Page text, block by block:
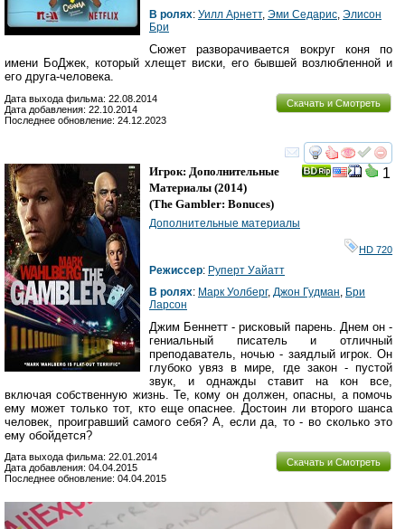
В ролях: Уилл Арнетт, Эми Седарис, Элисон
Бри
Сюжет разворачивается вокруг коня по
имени БоДжек, который хлещет виски, его бывшей возлюбленной и
его друга-человека.
Скачать и Смотреть
Дата выхода фильма: 22.08.2014
Дата добавления: 22.10.2014
Последнее обновление: 24.12.2023
смотреть
1
Игрок: Дополнительные
Материалы (2014)
(The Gambler: Bonuces)
Дополнительные материалы
HD 720
Режиссер: Руперт Уайатт
В ролях: Марк Уолберг, Джон Гудман Бри
Ларсон
Джим Беннетт - рисковый парень. Днем он -
гениальный писатель и отличный
преподаватель, ночью - заядлый игрок. Он
глубоко увяз в мире, где закон - пустой
звук, и однажды ставит на кон все,
включая собственную жизнь. Те, кому он должен, опасны, а помочь
ему может только тот, кто еще опаснее. Достоин ли второго шанса
человек, проигравший самого себя? А, если да, то - во сколько это
ему обойдется?
Скачать и Смотреть
Дата выхода фильма: 22.01.2014
Дата добавления: 04.04.2015
Последнее обновление: 04.04.2015